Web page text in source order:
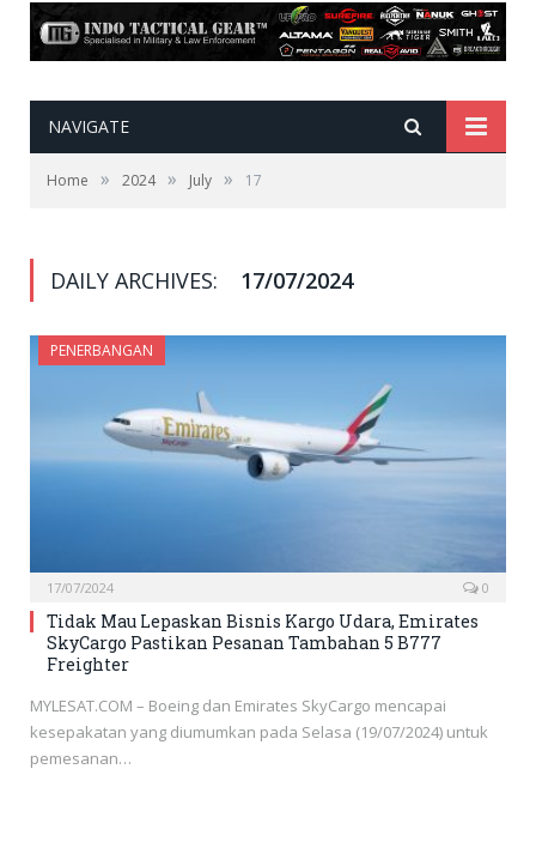
NAVIGATE
Home » 2024 » July » 17
DAILY ARCHIVES: 17/07/2024
PENERBANGAN
17/07/2024 0
Tidak Mau Lepaskan Bisnis Kargo Udara, Emirates
SkyCargo Pastikan Pesanan Tambahan 5 B777
Freighter
MYLESAT.COM – Boeing dan Emirates SkyCargo mencapai
kesepakatan yang diumumkan pada Selasa (19/07/2024) untuk
pemesanan…